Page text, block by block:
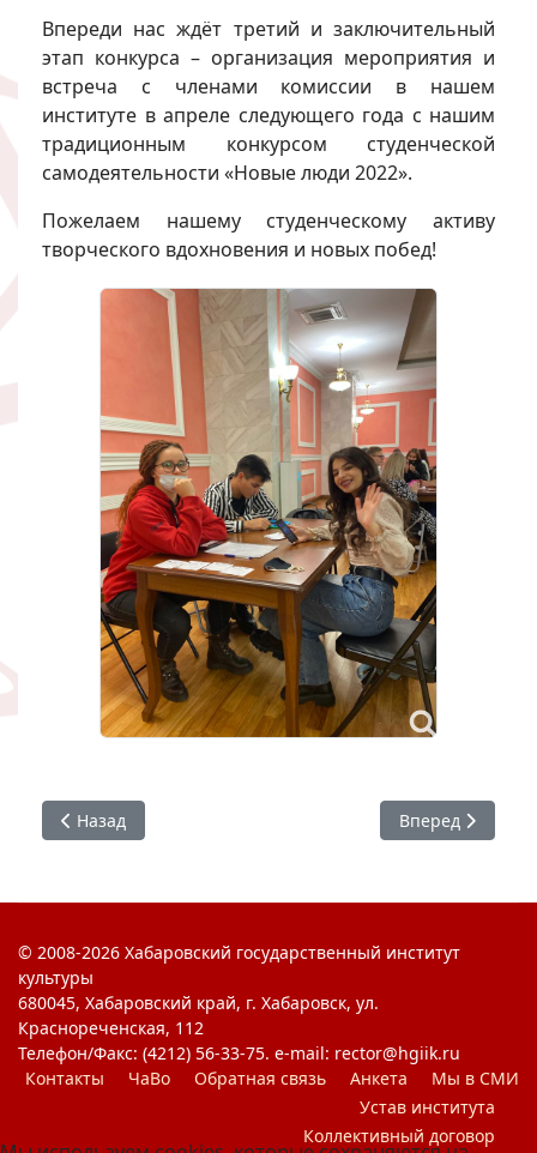
Впереди нас ждёт третий и заключительный
этап конкурса – организация мероприятия и
встреча с членами комиссии в нашем
институте в апреле следующего года с нашим
традиционным конкурсом студенческой
самодеятельности «Новые люди 2022».
Пожелаем нашему студенческому активу
творческого вдохновения и новых побед!
Предыдущий: Итоги студенческого самоуправления за
Назад Следующий: «К
Вперед
© 2008-2026 Хабаровский государственный институт
культуры
680045, Хабаровский край, г. Хабаровск, ул.
Краснореченская, 112
Телефон/Факс: (4212) 56-33-75. e-mail: rector@hgiik.ru
Контакты
ЧаВо Обратная связь Анкета
Мы в СМИ
Устав института
Коллективный договор